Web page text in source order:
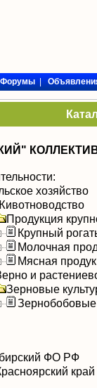
Форумы|
хозяйство
Продукция
Крупный
Молочная
Мясная
и
Зерновые
Зернобобовые
ФО РФ
край